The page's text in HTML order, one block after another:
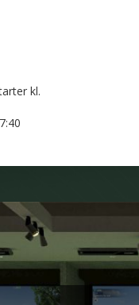
kl.